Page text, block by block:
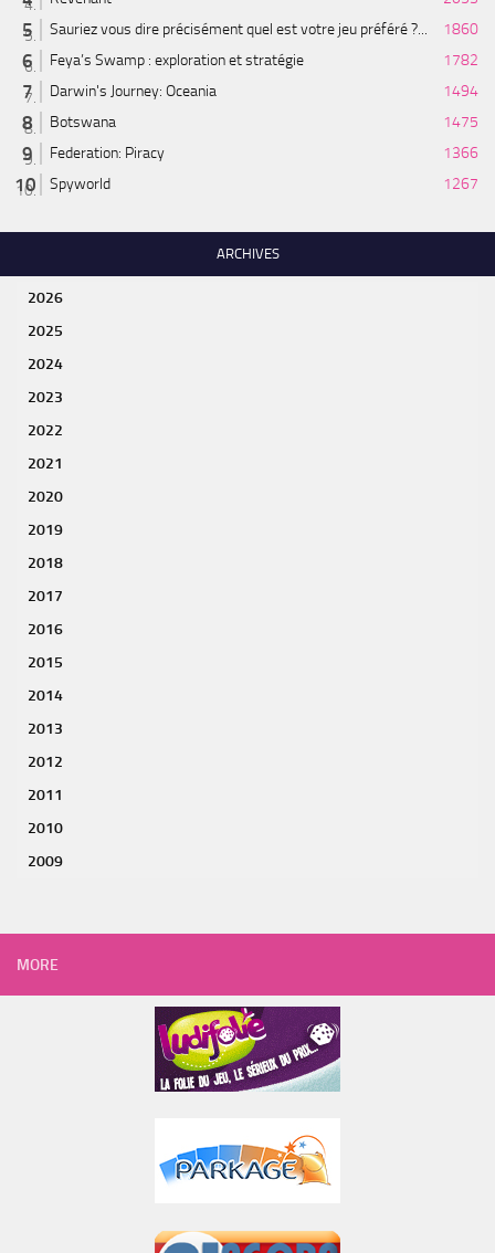
Sauriez vous dire précisément quel est votre jeu préféré ?...
1860
Feya’s Swamp : exploration et stratégie
1782
Darwin's Journey: Oceania
1494
Botswana
1475
Federation: Piracy
1366
Spyworld
1267
ARCHIVES
2026
2025
2024
2023
2022
2021
2020
2019
2018
2017
2016
2015
2014
2013
2012
2011
2010
2009
MORE